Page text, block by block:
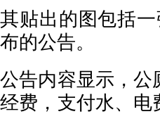
其贴出的图包括
布的公告。
公告内容显示，公
经费，支付水、电